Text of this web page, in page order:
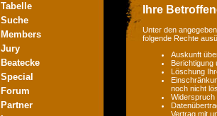
Tabelle
Suche
Members
Jury
Beatecke
Special
Forum
Partner
Ihre
Unter den
folgende Rechte
Auskunft
Berichtigung
Löschung
noch nicht
Widerspruch
Vertrag mit